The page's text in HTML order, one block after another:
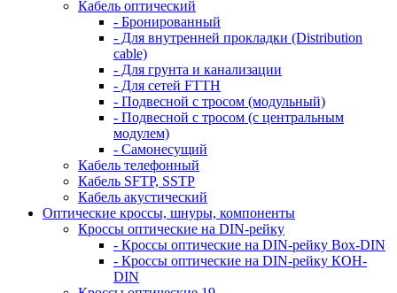
Кабель оптический
- Бронированный
- Для внутренней прокладки (Distribution
cable)
- Для грунта и канализации
- Для сетей FTTH
- Подвесной с тросом (модульный)
- Подвесной с тросом (с центральным
модулем)
- Самонесущий
Кабель телефонный
Кабель SFTP, SSTP
Кабель акустический
Оптические кроссы, шнуры, компоненты
Кроссы оптические на DIN-рейку
- Кроссы оптические на DIN-рейку Box-DIN
- Кроссы оптические на DIN-рейку КОН-
DIN